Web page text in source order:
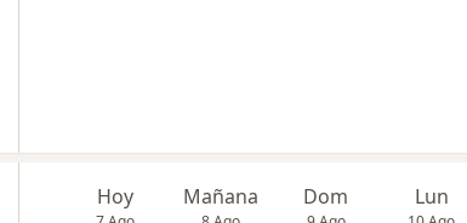
Hoy Mañana Dom Lun